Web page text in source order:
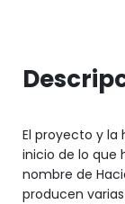
El proyecto y la
inicio de lo que
nombre de
producen